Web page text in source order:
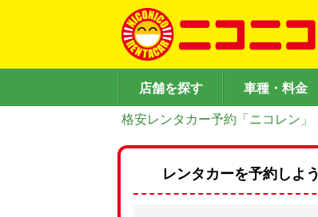
店舗を探す 車種・料金
格安レンタカー予約「ニコレン」
レンタカーを予約しよう